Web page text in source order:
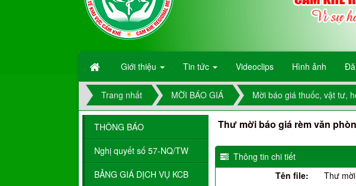
Giới thiệu Tin tức Videoclips Hình ảnh
Trang nhất MỜI BÁO GIÁ Mời báo giá thuốc, vật tư,
Thư mời báo giá rèm văn
Thông tin chi tiết
Tên file:
Thư
THÔNG BÁO
Nghị quyết số 57-NQ/TW
BẢNG GIÁ DỊCH VỤ KCB